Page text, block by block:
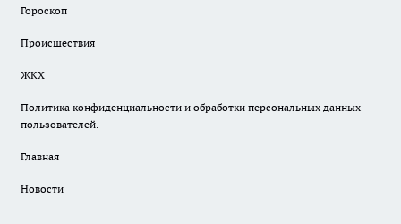
Гороскоп
Происшествия
ЖКХ
Политика конфиденциальности и обработки персональных данных
пользователей.
Главная
Новости